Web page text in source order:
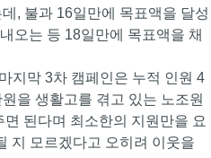
, 불과 16일만에 목표액을 달성
오는 등 18일만에 목표액을 채
지막 3차 캠페인은 누적 인원 4
을 생활고를 겪고 있는 노조원
된다며 최소한의 지원만을 요
지 모르겠다고 오히려 이웃을